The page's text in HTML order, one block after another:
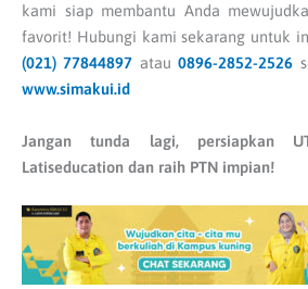
kami siap membantu Anda
favorit! Hubungi kami sekarang untuk
(021) 77844897 atau0896-2852-2526
www.simakui.id
Jangan tunda lagi, persiapkan
Latiseducation dan raih PTN impian!